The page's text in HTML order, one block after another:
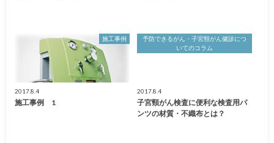
施工事例
2017.8.4
施工事例 1
予防できるがん・子宮頸がん健診につ
いてのコラム
2017.8.4
子宮頸がん検査に便利な検査用パ
ンツの材質・不織布とは？